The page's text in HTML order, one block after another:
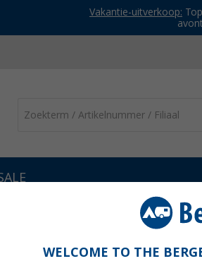
Vakantie-uitverkoop:
Transporteren & bevestigen
met kunststof gecoate
WELCOME TO THE